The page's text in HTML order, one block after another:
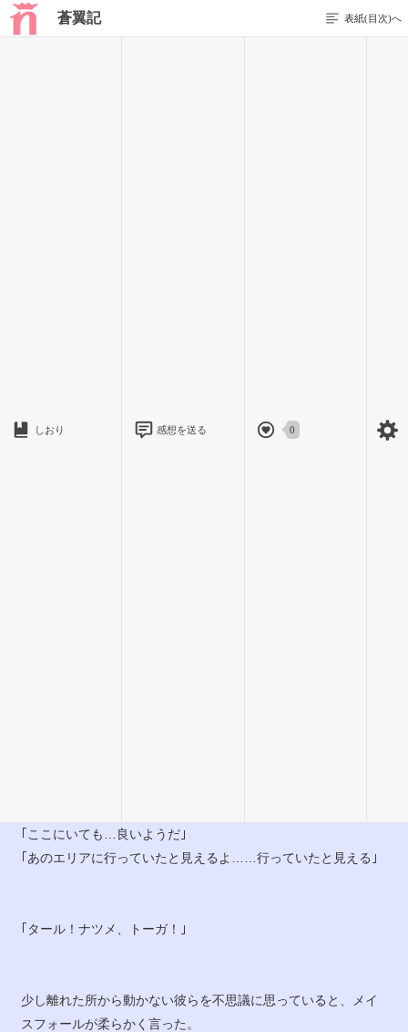
蒼翼記 表紙(目次)へ
しおり 感想を送る 0
前のページを表示する
｢ここにいても…良いようだ｣
｢あのエリアに行っていたと見えるよ……行っていたと見える｣
｢タール！ナツメ、トーガ！｣
少し離れた所から動かない彼らを不思議に思っていると、メイ
スフォールが柔らかく言った。